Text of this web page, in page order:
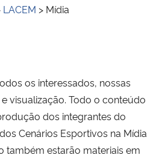
e Abastecimento
LACEM > Mídia
os interessados, nossas
visualização. Todo o conteúdo
dos integrantes do
Cenários Esportivos na Mídia
também estarão materiais em